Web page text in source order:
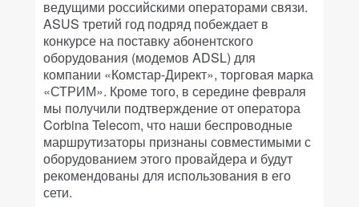
ведущими российскими операторами связи.
ASUS третий год подряд побеждает в
конкурсе на поставку абонентского
оборудования (модемов ADSL) для
компании «Комстар-Директ», торговая марка
«СТРИМ». Кроме того, в середине февраля
мы получили подтверждение от оператора
Corbina Telecom, что наши беспроводные
маршрутизаторы признаны совместимыми с
оборудованием этого провайдера и будут
рекомендованы для использования в его
сети.